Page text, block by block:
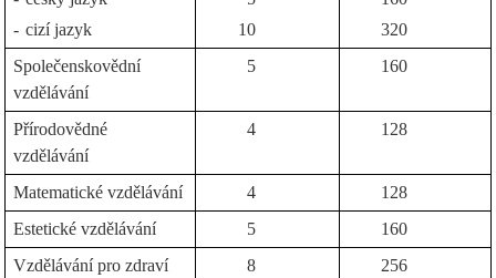
- cizí jazyk
10
320
Společenskovědní
vzdělávání
5 160
Přírodovědné
vzdělávání
4 128
Matematické vzdělávání 4
128
Estetické vzdělávání
5
160
Vzdělávání pro zdraví
8
256